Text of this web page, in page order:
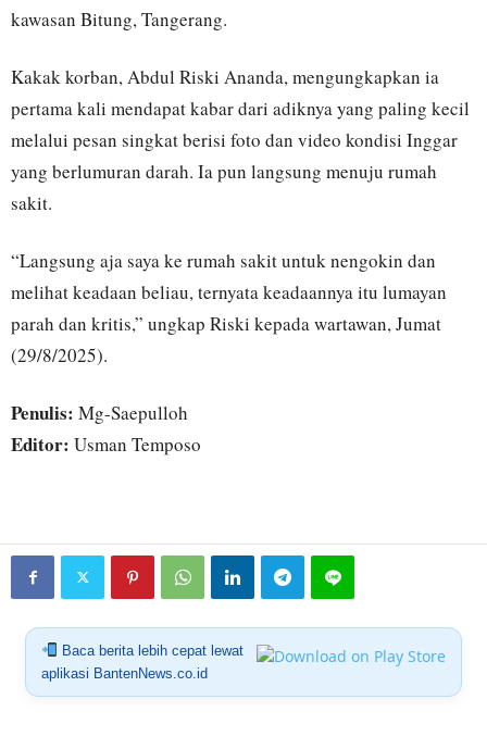
kawasan Bitung, Tangerang.
Kakak korban, Abdul Riski Ananda, mengungkapkan ia
pertama kali mendapat kabar dari adiknya yang paling kecil
melalui pesan singkat berisi foto dan video kondisi Inggar
yang berlumuran darah. Ia pun langsung menuju rumah
sakit.
“Langsung aja saya ke rumah sakit untuk nengokin dan
melihat keadaan beliau, ternyata keadaannya itu lumayan
parah dan kritis,” ungkap Riski kepada wartawan, Jumat
(29/8/2025).
Penulis: Mg-Saepulloh
Editor: Usman Temposo
Baca berita lebih cepat lewat
aplikasi BantenNews.co.id